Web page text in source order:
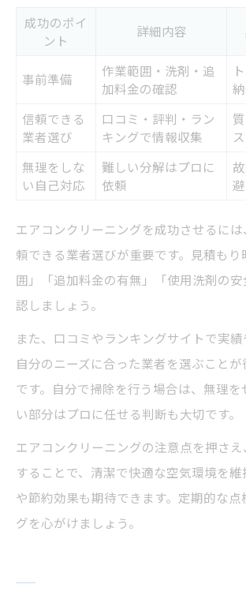
成功のポイ
ント
詳細内容
事前準備
作業範囲・洗剤・追
加料金の確認
信頼できる
業者選び
口コミ・評判・ラン
キングで情報収集
無理をしな
い自己対応
難しい分解はプロに
依頼
避
エアコンクリーニングを成功させるに
頼できる業者選びが重要です。見積もり
囲」「追加料金の有無」「使用洗剤の
認しましょう。
また、口コミやランキングサイトで実績
自分のニーズに合った業者を選ぶこと
です。自分で掃除を行う場合は、無理を
い部分はプロに任せる判断も大切です。
エアコンクリーニングの注意点を押さ
することで、清潔で快適な空気環境を
や節約効果も期待できます。定期的な点
グを心がけましょう。